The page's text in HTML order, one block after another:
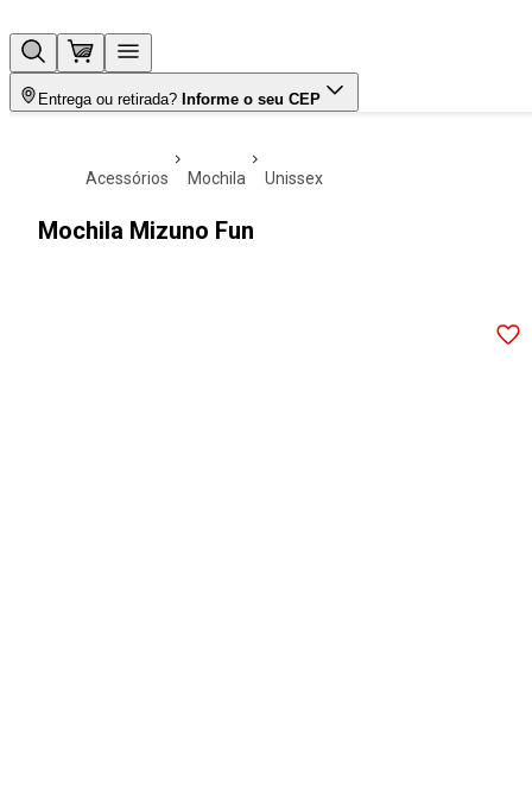
Entrega ou retirada? Informe o seu CEP
acessórios mochila unissex
Mochila Mizuno Fun